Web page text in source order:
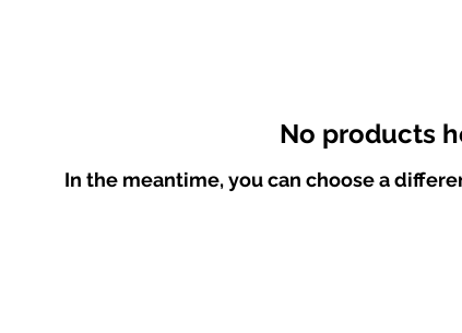
No products
In the meantime, you can choose a